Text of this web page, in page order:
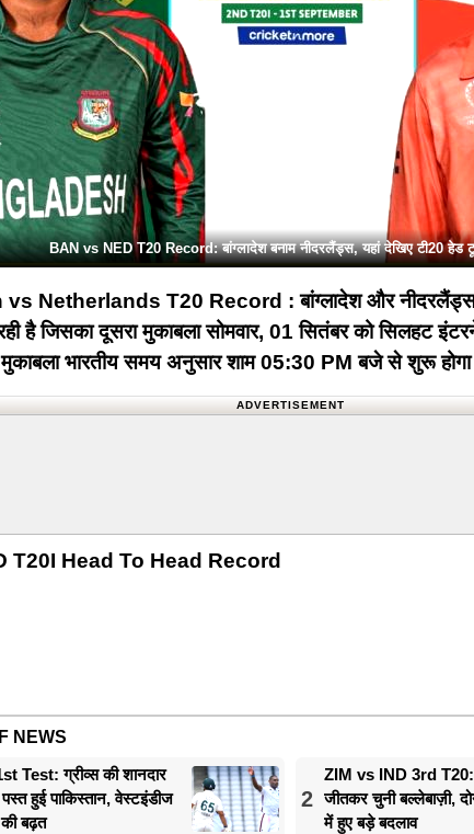
BAN vs NED T20 Record: बांग्लादेश बनाम नीदरलैंड्स, यहां देखिए टी20 हेड टू
Netherlands T20 Record : बांग्लादेश और नीदरलैंड्स
है जिसका दूसरा मुकाबला सोमवार, 01 सितंबर को सिलहट
भारतीय समय अनुसार शाम 05:30 PM बजे से शुरू
ADVERTISEMENT
T20I Head To Head Record
NEWS
Test: ग्रीव्स की शानदार
हुई पाकिस्तान, वेस्टइंडीज
बढ़त
2
ZIM vs IND 3rd T20:
जीतकर चुनी बल्लेबाज़ी,
में हुए बड़े बदलाव